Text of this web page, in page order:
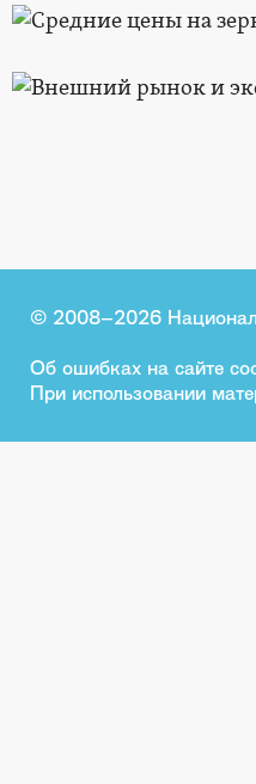
© 2008–2026
Об ошибках на сайте
При использовании